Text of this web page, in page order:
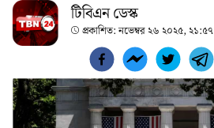
টিবিএন ডেস্ক
প্রকাশিত:নভেম্বর ২৬ ২০২৫, ২১:৫৭